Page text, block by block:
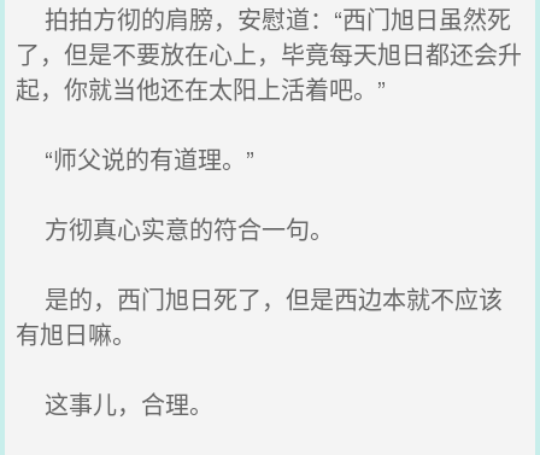
拍拍方彻的肩膀，安慰道：“西门旭日虽然死
了，但是不要放在心上，毕竟每天旭日都还会升
起，你就当他还在太阳上活着吧。”
“师父说的有道理。”
方彻真心实意的符合一句。
是的，西门旭日死了，但是西边本就不应该
有旭日嘛。
这事儿，合理。